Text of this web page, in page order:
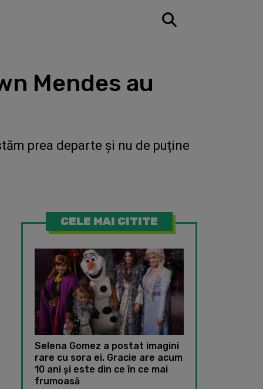
Mendes au
prea departe și nu de puține
CELE MAI CITITE
Selena Gomez a postat imagini
rare cu sora ei. Gracie are acum
10 ani și este din ce în ce mai
frumoasă